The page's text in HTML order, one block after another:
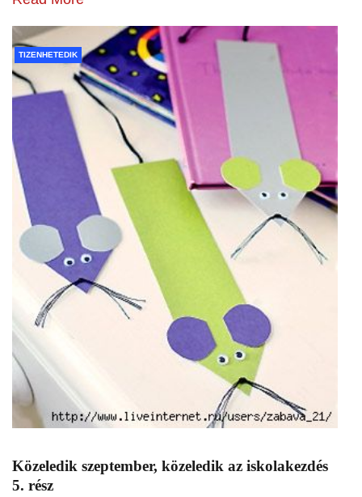
TIZENHETEDIK
Közeledik szeptember, közeledik az iskolakezdés
5. rész